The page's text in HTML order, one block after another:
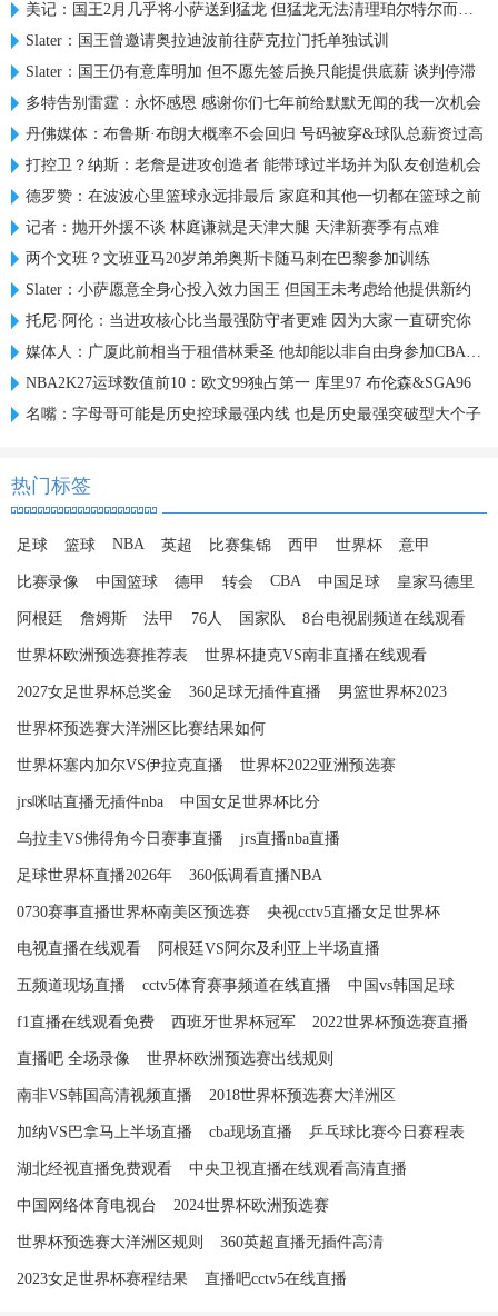
美记：国王2月几乎将小萨送到猛龙 但猛龙无法清理珀尔特尔而告吹
Slater：国王曾邀请奥拉迪波前往萨克拉门托单独试训
Slater：国王仍有意库明加 但不愿先签后换只能提供底薪 谈判停滞
多特告别雷霆：永怀感恩 感谢你们七年前给默默无闻的我一次机会
丹佛媒体：布鲁斯·布朗大概率不会回归 号码被穿&球队总薪资过高
打控卫？纳斯：老詹是进攻创造者 能带球过半场并为队友创造机会
德罗赞：在波波心里篮球永远排最后 家庭和其他一切都在篮球之前
记者：抛开外援不谈 林庭谦就是天津大腿 天津新赛季有点难
两个文班？文班亚马20岁弟弟奥斯卡随马刺在巴黎参加训练
Slater：小萨愿意全身心投入效力国王 但国王未考虑给他提供新约
托尼·阿伦：当进攻核心比当最强防守者更难 因为大家一直研究你
媒体人：广厦此前相当于租借林秉圣 他却能以非自由身参加CBA选秀
NBA2K27运球数值前10：欧文99独占第一 库里97 布伦森&SGA96
名嘴：字母哥可能是历史控球最强内线 也是历史最强突破型大个子
热门标签
足球 篮球 NBA 英超 比赛集锦 西甲 世界杯 意甲
比赛录像 中国篮球 德甲 转会 CBA 中国足球 皇家马德里
阿根廷 詹姆斯 法甲 76人 国家队 8台电视剧频道在线观看
世界杯欧洲预选赛推荐表 世界杯捷克VS南非直播在线观看
2027女足世界杯总奖金 360足球无插件直播 男篮世界杯2023
世界杯预选赛大洋洲区比赛结果如何
世界杯塞内加尔VS伊拉克直播 世界杯2022亚洲预选赛
jrs咪咕直播无插件nba 中国女足世界杯比分
乌拉圭VS佛得角今日赛事直播 jrs直播nba直播
足球世界杯直播2026年 360低调看直播NBA
0730赛事直播世界杯南美区预选赛 央视cctv5直播女足世界杯
电视直播在线观看 阿根廷VS阿尔及利亚上半场直播
五频道现场直播 cctv5体育赛事频道在线直播 中国vs韩国足球
f1直播在线观看免费 西班牙世界杯冠军 2022世界杯预选赛直播
直播吧 全场录像 世界杯欧洲预选赛出线规则
南非VS韩国高清视频直播 2018世界杯预选赛大洋洲区
加纳VS巴拿马上半场直播 cba现场直播 乒乓球比赛今日赛程表
湖北经视直播免费观看 中央卫视直播在线观看高清直播
中国网络体育电视台 2024世界杯欧洲预选赛
世界杯预选赛大洋洲区规则 360英超直播无插件高清
2023女足世界杯赛程结果 直播吧cctv5在线直播